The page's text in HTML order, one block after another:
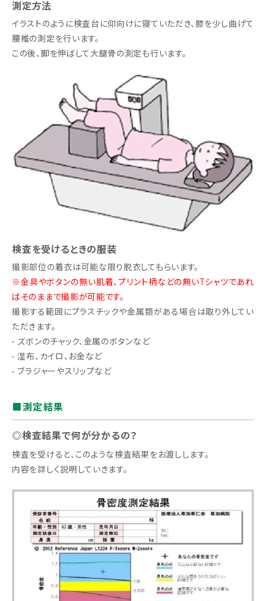
測定方法
イラストのように検査台に仰向けに寝ていただき、膝を少し曲げて
腰椎の測定を行います。
この後、脚を伸ばして大腿骨の測定も行います。
検査を受けるときの服装
撮影部位の着衣は可能な限り脱衣してもらいます。
※金具やボタンの無い肌着、プリント柄などの無いTシャツであれ
ばそのままで撮影が可能です。
撮影する範囲にプラスチックや金属類がある場合は取り外してい
ただきます。
• ズボンのチャック、金属のボタンなど
• 湿布、カイロ、お金など
• ブラジャーやスリップなど
■測定結果
◎検査結果で何が分かるの？
検査を受けると、このような検査結果をお渡しします。
内容を詳しく説明していきます。